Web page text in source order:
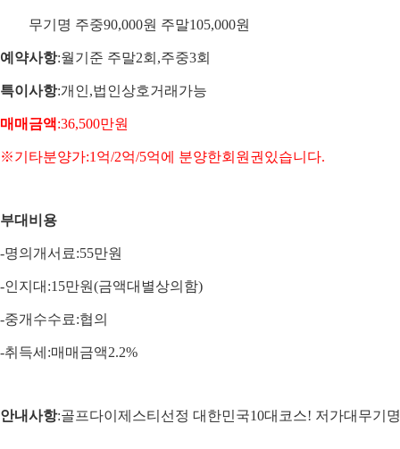
무기명 주중90,000원 주말105,000원
예약사항:월기준 주말2회 ,주중3회
특이사항:개인,법인상호거래가능
매매금액:36,500만원
※기타분양가:1억/2억/5억에 분양한회원권있습니다.
부대비용
-명의개서료:55만원
-인지대 :15만원(금액대별상의함)
-중개수수료:협의
-취득세 :매매금액2.2%
안내사항:골프다이제스티선정 대한민국10대코스! 저가대무기